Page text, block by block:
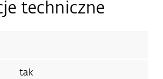
techniczne
tak